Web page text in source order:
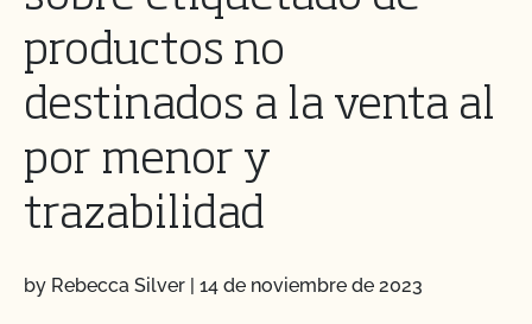
productos no
destinados a la venta al
por menor y
trazabilidad
by Rebecca Silver | 14 de noviembre de 2023